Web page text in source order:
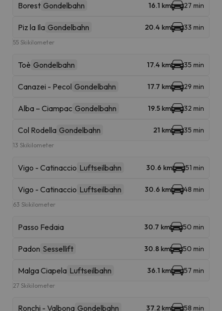
Borest Gondelbahn 16.1 km 27 min
Piz la Ila Gondelbahn 20.4 km 33 min
55 Skikilometer
Toè Gondelbahn 17.4 km 35 min
Canazei - Pecol Gondelbahn 17.7 km 29 min
Alba – Ciampac Gondelbahn 19.5 km 32 min
Col Rodella Gondelbahn 21 km 35 min
13 Skikilometer
Vigo - Catinaccio Luftseilbahn 30.6 km 51 min
Vigo - Catinaccio Luftseilbahn 30.6 km 48 min
63 Skikilometer
Passo Fedaia 30.7 km 50 min
Padon Sessellift 30.8 km 50 min
Malga Ciapela Luftseilbahn 36.1 km 57 min
27 Skikilometer
Ronchi - Valbona Gondelbahn 37.2 km 58 min